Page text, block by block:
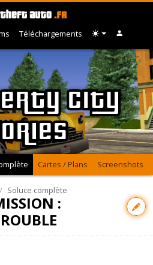
Téléchargements
City
Cartes / Plans Screenshots
Soluce complète
: